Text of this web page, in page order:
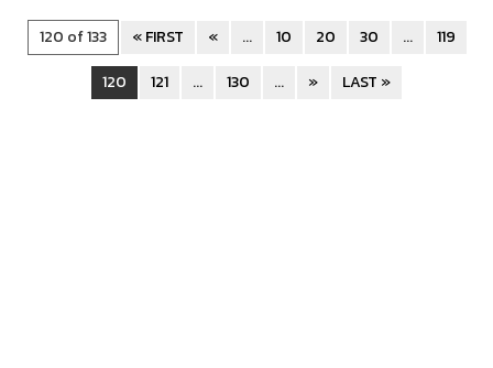
120 of 133 « FIRST « ... 10 20 30 ...
119
120
121 ... 130 ... » LAST »